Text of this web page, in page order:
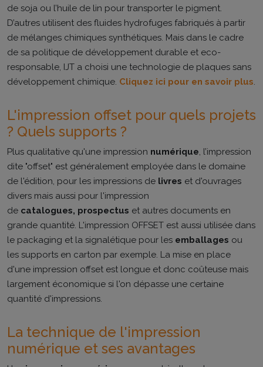
de soja ou l’huile de lin pour transporter le pigment.
D’autres utilisent des fluides hydrofuges fabriqués à partir
de mélanges chimiques synthétiques. Mais dans le cadre
de sa politique de développement durable et eco-
responsable, IJT a choisi une technologie de plaques sans
développement chimique. Cliquez ici pour en savoir plus.
L'impression offset pour quels projets
? Quels supports ?
Plus qualitative qu'une impression numérique, l’impression
dite "offset" est généralement employée dans le domaine
de l'édition, pour les impressions de livres et d'ouvrages
divers mais aussi pour l'impression
de catalogues, prospectus et autres documents en
grande quantité. L'impression OFFSET est aussi utilisée dans
le packaging et la signalétique pour les emballages ou
les supports en carton par exemple. La mise en place
d'une impression offset est longue et donc coûteuse mais
largement économique si l'on dépasse une certaine
quantité d'impressions.
La technique de l'impression
numérique et ses avantages